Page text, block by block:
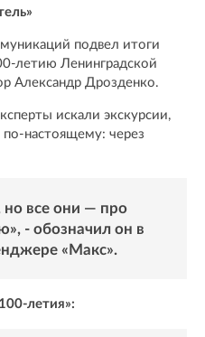
подвел итоги
летию Ленинградской
Александр Дрозденко.
искали экскурсии,
настоящему: через
все они — про
- обозначил он в
«Макс».
летия»: